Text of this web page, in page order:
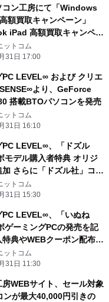
コン工房にて「Windows
額買取キャンペーン」
iPad 高額買取キャンペー
日から2月28日まで期間限
！ 対象商品の買取が最終
日なら更に10％増額！
ットコム
31日 17:00
PC LEVEL∞ および クリエ
より、GeForce
搭載BTOパソコンを発売
ットコム
31日 16:10
PC LEVEL∞、「ドズル
モデル購入者特典 オリジ
さらに「ドズル社」コラ
に使える 5,000円OFF
ン配布
ットコム
31日 15:30
PC LEVEL∞、「いぬね
ゲーミングPCの発売を記
特典やWEBクーポン配布
ン入りコラボPCが当たる
実施
ットコム
31日 11:30
WEBサイト、セール対象
ンが最大40,000円引きの